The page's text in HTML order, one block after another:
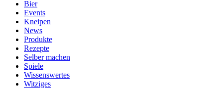
Bier
Events
Kneipen
News
Produkte
Rezepte
Selber machen
Spiele
Wissenswertes
Witziges